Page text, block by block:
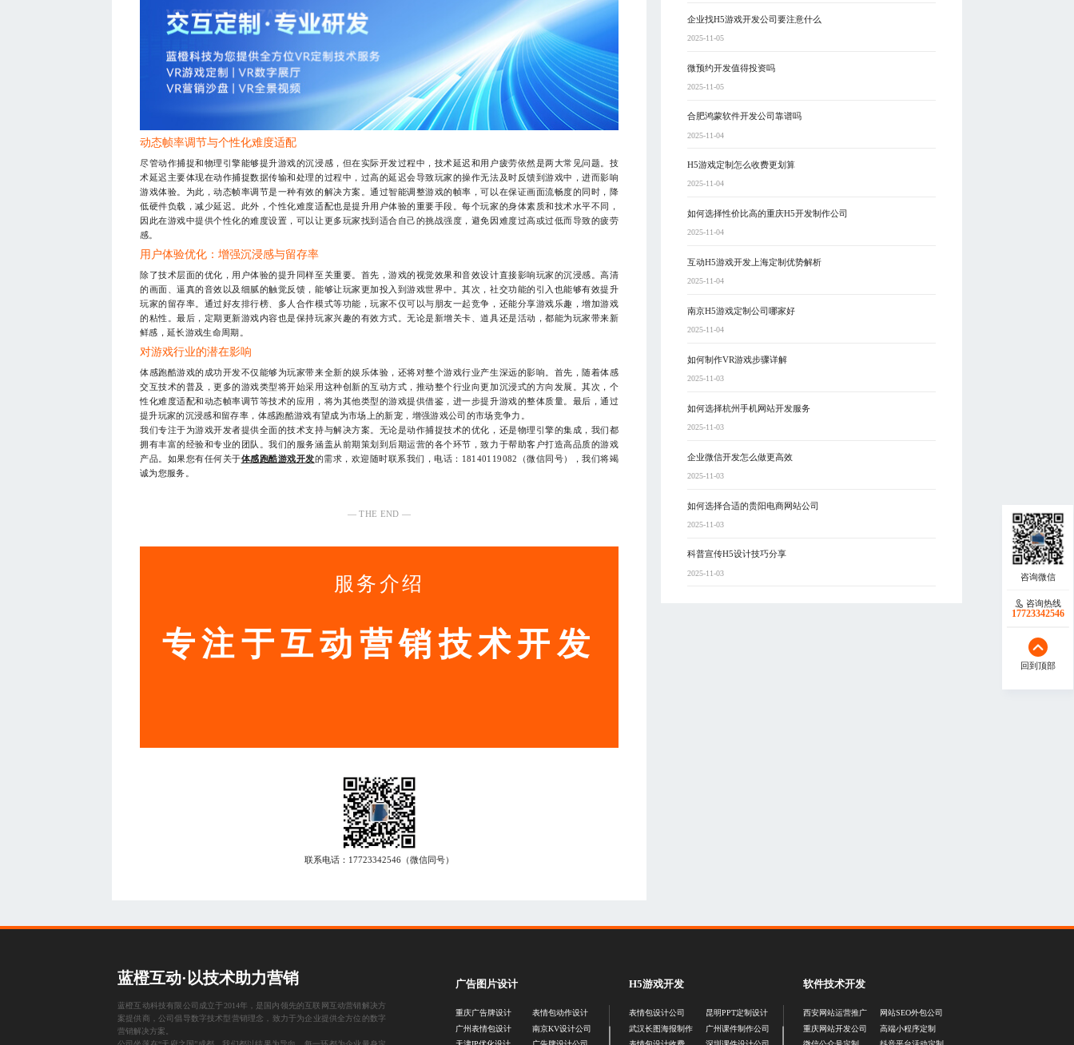
动态帧率调节与个性化难度适配
尽管动作捕捉和物理引擎能够提升游戏的沉浸感，但在实际开发过程中，技术延迟和用户疲劳依然是两大常见问题。技
术延迟主要体现在动作捕捉数据传输和处理的过程中，过高的延迟会导致玩家的操作无法及时反馈到游戏中，进而影响
游戏体验。为此，动态帧率调节是一种有效的解决方案。通过智能调整游戏的帧率，可以在保证画面流畅度的同时，降
低硬件负载，减少延迟。此外，个性化难度适配也是提升用户体验的重要手段。每个玩家的身体素质和技术水平不同，
因此在游戏中提供个性化的难度设置，可以让更多玩家找到适合自己的挑战强度，避免因难度过高或过低而导致的疲劳
感。
用户体验优化：增强沉浸感与留存率
除了技术层面的优化，用户体验的提升同样至关重要。首先，游戏的视觉效果和音效设计直接影响玩家的沉浸感。高清
的画面、逼真的音效以及细腻的触觉反馈，能够让玩家更加投入到游戏世界中。其次，社交功能的引入也能够有效提升
玩家的留存率。通过好友排行榜、多人合作模式等功能，玩家不仅可以与朋友一起竞争，还能分享游戏乐趣，增加游戏
的粘性。最后，定期更新游戏内容也是保持玩家兴趣的有效方式。无论是新增关卡、道具还是活动，都能为玩家带来新
鲜感，延长游戏生命周期。
对游戏行业的潜在影响
体感跑酷游戏的成功开发不仅能够为玩家带来全新的娱乐体验，还将对整个游戏行业产生深远的影响。首先，随着体感
交互技术的普及，更多的游戏类型将开始采用这种创新的互动方式，推动整个行业向更加沉浸式的方向发展。其次，个
性化难度适配和动态帧率调节等技术的应用，将为其他类型的游戏提供借鉴，进一步提升游戏的整体质量。最后，通过
提升玩家的沉浸感和留存率，体感跑酷游戏有望成为市场上的新宠，增强游戏公司的市场竞争力。
我们专注于为游戏开发者提供全面的技术支持与解决方案。无论是动作捕捉技术的优化，还是物理引擎的集成，我们都
拥有丰富的经验和专业的团队。我们的服务涵盖从前期策划到后期运营的各个环节，致力于帮助客户打造高品质的游戏
产品。如果您有任何关于体感跑酷游戏开发的需求，欢迎随时联系我们，电话：18140119082（微信同号），我们将竭
诚为您服务。
— THE END —
服务介绍
专注于互动营销技术开发
联系电话： 17723342546 （微信同号）
企业找H5游戏开发公司要注意什么
2025-11-05
微预约开发值得投资吗
2025-11-05
合肥鸿蒙软件开发公司靠谱吗
2025-11-04
H5游戏定制怎么收费更划算
2025-11-04
如何选择性价比高的重庆H5开发制作公司
2025-11-04
互动H5游戏开发上海定制优势解析
2025-11-04
南京H5游戏定制公司哪家好
2025-11-04
如何制作VR游戏步骤详解
2025-11-03
如何选择杭州手机网站开发服务
2025-11-03
企业微信开发怎么做更高效
2025-11-03
如何选择合适的贵阳电商网站公司
2025-11-03
科普宣传H5设计技巧分享
2025-11-03
咨询热线
17723342546
回到顶部
蓝橙互动·以技术助力营销
蓝橙互动科技有限公司成立于2014年，是国内领先的互联网互动营销解决方
案提供商，公司倡导数字技术型营销理念，致力于为企业提供全方位的数字
营销解决方案。
广告图片设计
重庆广告牌设计
广州表情包设计
表情包动作设计
南京KV设计公司
H5游戏开发
表情包设计公司
武汉长图海报制作
昆明PPT定制设计
广州课件制作公司
软件技术开发
西安网站运营推广
重庆网站开发公司
网站SEO外包公司
高端小程序定制